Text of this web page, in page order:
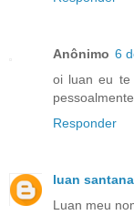
Anônimo 6
oi luan eu te
Responder
luan
Luan meu